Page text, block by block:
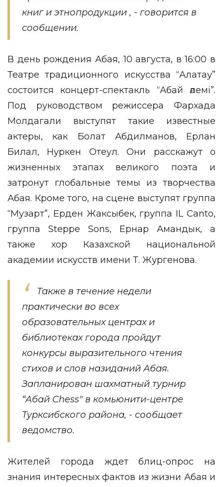
книг и этнопродукции , - говорится в
сообщении.
В день рождения Абая, 10 августа, в 16:00 в
Театре традиционного искусства “Алатау”
состоится концерт-спектакль “Абай әлемі”.
Под руководством режиссера Фархада
Молдагали выступят такие известные
актеры, как Болат Абдилманов, Ерлан
Билал, Нуркен Отеул. Они расскажут о
жизненных этапах великого поэта и
затронут глобальные темы из творчества
Абая. Кроме того, на сцене выступят группа
“Музарт”, Ерден Жаксыбек, группа IL Canto,
группа Steppe Sons, Ернар Амандык, а
также хор Казахской национальной
академии искусств имени Т. Жургенова.
Также в течение недели
практически во всех
образовательных центрах и
библиотеках города пройдут
конкурсы выразительного чтения
стихов и слов назиданий Абая.
Запланирован шахматный турнир
“Абай Chess" в комьюнити-центре
Турксибского района, - сообщает
ведомство.
Жителей города ждет блиц-опрос на
знания интересных фактов из жизни Абая и